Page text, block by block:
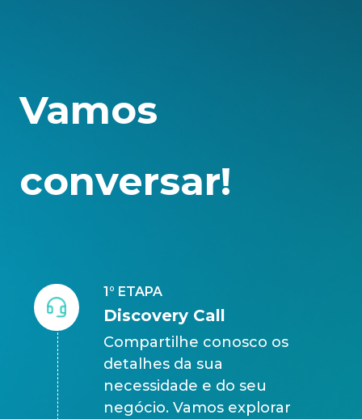
Vamos
conversar!
1° ETAPA
Discovery Call
Compartilhe conosco os
detalhes da sua
necessidade e do seu
negócio. Vamos explorar